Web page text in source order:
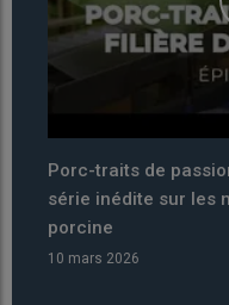
Pourquoi 2026 a été
internationale du
06 mars 2026